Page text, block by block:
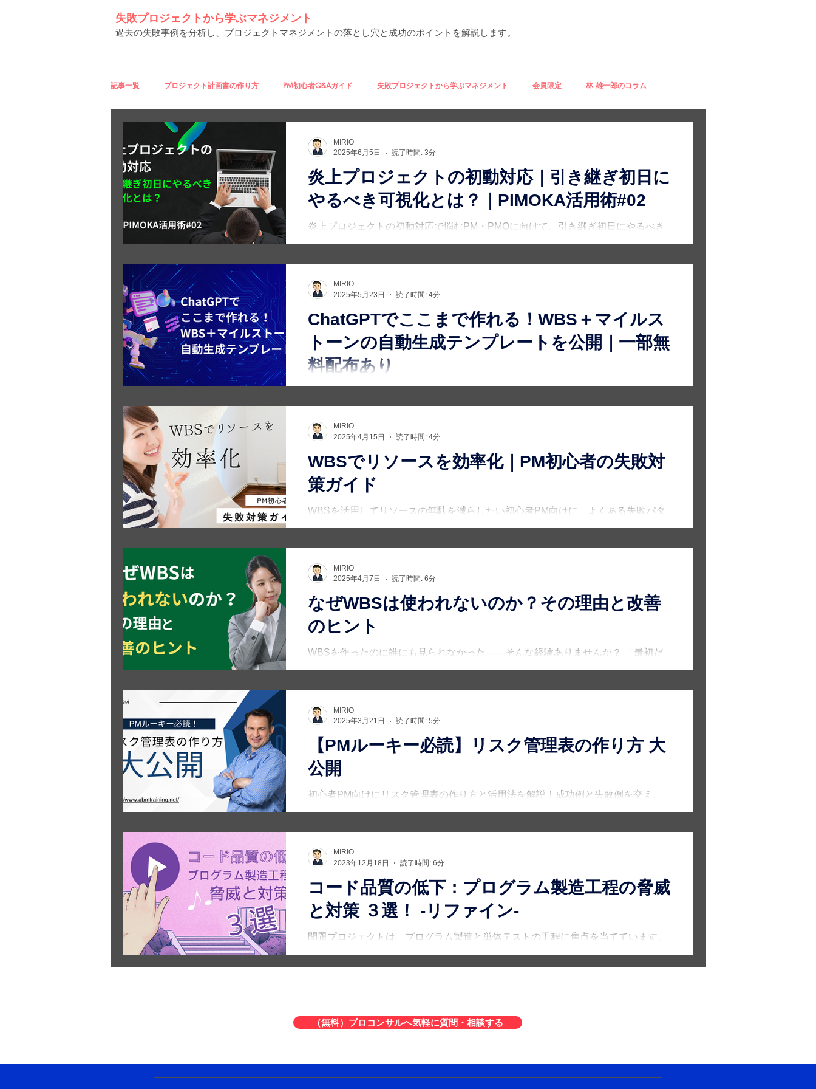
失敗プロジェクトから学ぶマネジメント
過去の失敗事例を分析し、プロジェクトマネジメントの落とし穴と成功のポイントを解説します。
記事一覧 プロジェクト計画書の作り方 PM初心者Q&Aガイド 失敗プロジェクトから学ぶマネジメント 会員限定 林 雄一郎のコラム
平山 理のコラム
今週の注目ブログ！プロジェクト成功の鍵とは？ その他 特集
炎上プロジェクトの初動対応｜引き継ぎ初日に
やるべき可視化とは？｜PIMOKA活用術#02
炎上プロジェクトの初動対応で悩むPM・PMOに向けて、引き継ぎ初日にやるべき
MIRIO
2025年6月5日
読了時間: 3分
ChatGPTでここまで作れる！WBS＋マイルス
トーンの自動生成テンプレートを公開｜一部無
料配布あり
ます。マイルストーン付きの構造例とプロンプトを一部無料公開。
MIRIO
2025年5月23日
読了時間: 4分
WBSでリソースを効率化｜PM初心者の失敗対
策ガイド
WBSを活用してリソースの無駄を減らしたい初心者PM向けに、よくある失敗パタ
MIRIO
2025年4月15日
読了時間: 4分
なぜWBSは使われないのか？その理由と改善
のヒント
WBSを作ったのに誰にも見られなかった——そんな経験ありませんか？ 「最初だ
MIRIO
2025年4月7日
読了時間: 6分
【PMルーキー必読】リスク管理表の作り方 大
公開
初心者PM向けにリスク管理表の作り方と活用法を解説！成功例と失敗例を交え、
MIRIO
2025年3月21日
読了時間: 5分
コード品質の低下：プログラム製造工程の脅威
と対策 ３選！ -リファイン-
問題プロジェクトは、プログラム製造と単体テストの工程に焦点を当てています。
多くの時間と労力を要しています。 初心者プロジェクトマネージャーはリリースの
MIRIO
2023年12月18日
読了時間: 6分
（無料）プロコンサルへ気軽に質問・相談する